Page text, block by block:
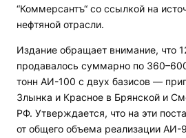
“Коммерсантъ“ со ссылкой на
нефтяной отрасли.
Издание обращает внимание, что
продавалось суммарно по
тонн АИ-100 с двух базисов —
Злынка и Красное в Брянской и
РФ. Утверждается, что на эти
от общего объема реализации АИ-